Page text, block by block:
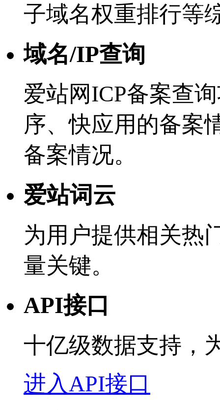
子域名权重排行等
域名/IP查询
爱站网ICP备案查
序、快应用的备案
备案情况。
爱站词云
为用户提供相关热
量关键。
API接口
十亿级数据支持，
进入API接口